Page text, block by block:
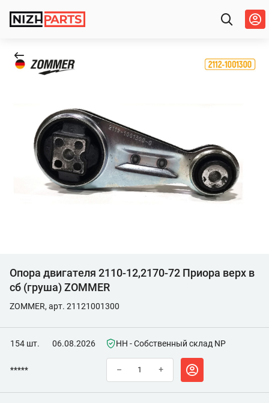
Опора двигателя 2110-12,2170-72 Приора верх в
сб (груша) ZOMMER
ZOMMER, арт. 21121001300
154 шт. 06.08.2026 НН - Собственный склад NP
***** – +